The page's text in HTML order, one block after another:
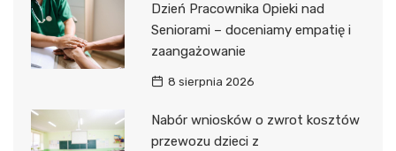
Dzień Pracownika Opieki nad
Seniorami – doceniamy empatię i
zaangażowanie
8 sierpnia 2026
Nabór wniosków o zwrot kosztów
przewozu dzieci z